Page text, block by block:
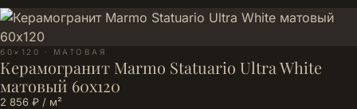
60×120 · МАТОВАЯ
Керамогранит Marmo Statuario Ultra White
матовый 60х120
2 856 ₽ / м²